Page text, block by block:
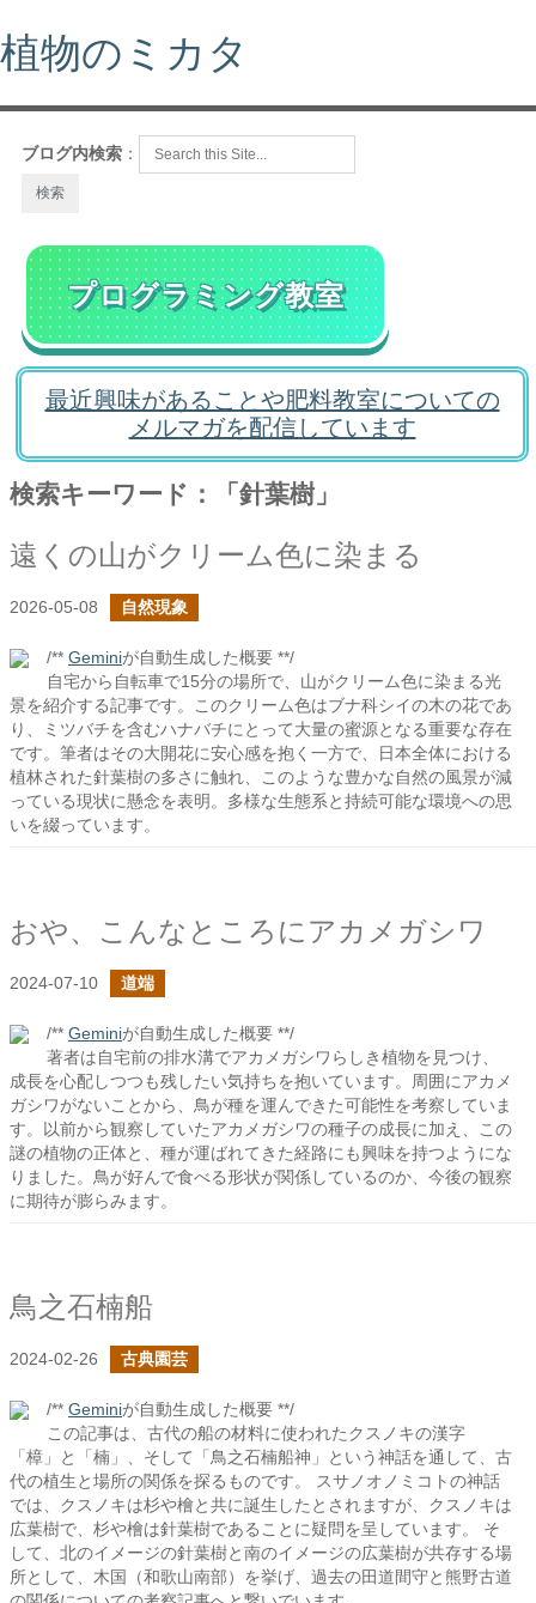
植物のミカタ
ブログ内検索 ：
プログラミング教室
最近興味があることや肥料教室についての
メルマガを配信しています
検索キーワード：「針葉樹」
遠くの山がクリーム色に染まる
2026-05-08 自然現象
/** Geminiが自動生成した概要 **/
自宅から自転車で15分の場所で、山がクリーム色に染まる光
景を紹介する記事です。このクリーム色はブナ科シイの木の花であ
り、ミツバチを含むハナバチにとって大量の蜜源となる重要な存在
です。筆者はその大開花に安心感を抱く一方で、日本全体における
植林された針葉樹の多さに触れ、このような豊かな自然の風景が減
っている現状に懸念を表明。多様な生態系と持続可能な環境への思
いを綴っています。
おや、こんなところにアカメガシワ
2024-07-10 道端
/** Geminiが自動生成した概要 **/
著者は自宅前の排水溝でアカメガシワらしき植物を見つけ、
成長を心配しつつも残したい気持ちを抱いています。周囲にアカメ
ガシワがないことから、鳥が種を運んできた可能性を考察していま
す。以前から観察していたアカメガシワの種子の成長に加え、この
謎の植物の正体と、種が運ばれてきた経路にも興味を持つようにな
りました。鳥が好んで食べる形状が関係しているのか、今後の観察
に期待が膨らみます。
鳥之石楠船
2024-02-26 古典園芸
/** Geminiが自動生成した概要 **/
この記事は、古代の船の材料に使われたクスノキの漢字
「樟」と「楠」、そして「鳥之石楠船神」という神話を通して、古
代の植生と場所の関係を探るものです。 スサノオノミコトの神話
では、クスノキは杉や檜と共に誕生したとされますが、クスノキは
広葉樹で、杉や檜は針葉樹であることに疑問を呈しています。 そ
して、北のイメージの針葉樹と南のイメージの広葉樹が共存する場
所として、木国（和歌山南部）を挙げ、過去の田道間守と熊野古道